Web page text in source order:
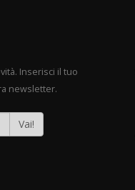
Inserisci il tuo
newsletter.
Vai!